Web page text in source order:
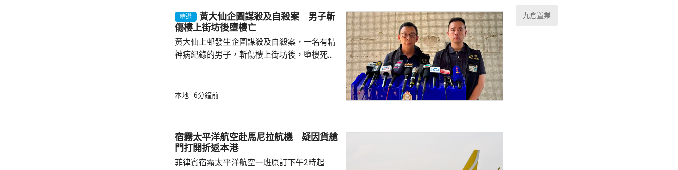
精選
黃大仙企圖謀殺及自殺案 男子斬
傷樓上街坊後墮樓亡
黃大仙上邨發生企圖謀殺及自殺案，一名有精
神病紀錄的男子，斬傷樓上街坊後，墮樓死
行兇男子進入，在袋內取出類似菜刀，集中向
子倒臥昭善樓對開地面，懷疑由高處墮下，當
場證實死亡，相信他就是行兇者。警方破門進
本地 6分鐘前
宿霧太平洋航空赴馬尼拉航機 疑因貨艙
門打開折返本港
菲律賓宿霧太平洋航空一班原訂下午2時起
九倉置業